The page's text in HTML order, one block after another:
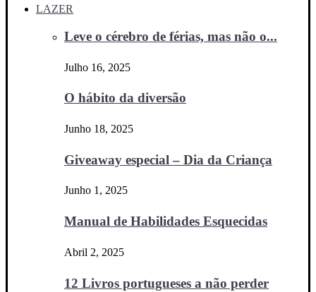
LAZER
Leve o cérebro de férias, mas não o...
Julho 16, 2025
O hábito da diversão
Junho 18, 2025
Giveaway especial – Dia da Criança
Junho 1, 2025
Manual de Habilidades Esquecidas
Abril 2, 2025
12 Livros portugueses a não perder